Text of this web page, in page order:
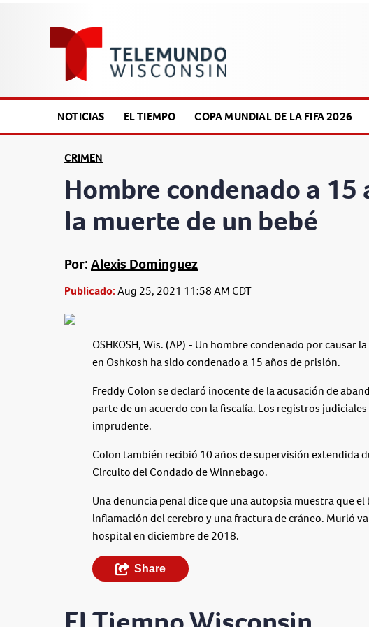
NOTICIAS EL TIEMPO COPA MUNDIAL DE LA FIFA 2026
CRIMEN
Hombre condenado a
la muerte de un bebé
Por:Alexis Dominguez
Publicado:Aug 25, 2021 11:58 AM CDT
OSHKOSH, Wis. (AP) - Un hombre condenado por causar
en Oshkosh ha sido condenado a 15 años de prisión.
Freddy Colon se declaró inocente de la acusación de
parte de un acuerdo con la fiscalía. Los registros
imprudente.
Colon también recibió 10 años de supervisión extendida
Circuito del Condado de Winnebago.
Una denuncia penal dice que una autopsia muestra que
inflamación del cerebro y una fractura de cráneo. Murió
hospital en diciembre de 2018.
Share